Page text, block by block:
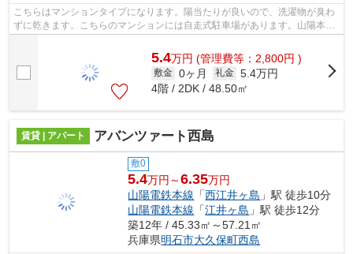
こちらはマンションタイプになります。陽当たりが良いので、洗濯物が臭わ
ずに乾きます。こちらのマンションには自走式駐車場があります。山陽本線
5.4万円 (管理費等：2,800円 )
敷金 0ヶ月 礼金 5.4万円
4階 / 2DK / 48.50㎡
賃貸 | アパート アバンツァート西島
敷0
5.4万円～6.35万円
山陽電鉄本線 「西江井ヶ島 」駅 徒歩10分
山陽電鉄本線 「江井ヶ島 」駅 徒歩12分
築12年 / 45.33㎡～57.21㎡
兵庫県明石市大久保町西島